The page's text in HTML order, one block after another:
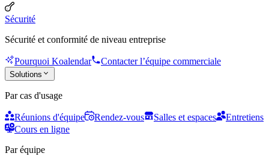
Sécurité
Sécurité et conformité de niveau entreprise
Pourquoi Koalendar Contacter l’équipe commerciale
Solutions
Par cas d'usage
Réunions d'équipe Rendez-vous Salles et espaces
Entretiens
Cours en ligne
Par équipe